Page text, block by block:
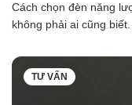
Cách chọn đèn năng
không phải ai cũng biết.
TƯ VẤN